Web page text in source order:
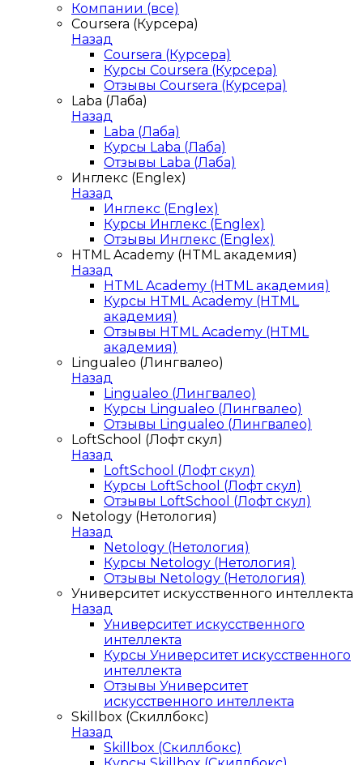
Компании (все)
Coursera (Курсера)
Назад
Coursera (Курсера)
Курсы Coursera (Курсера)
Отзывы Coursera (Курсера)
Laba (Лаба)
Назад
Laba (Лаба)
Курсы Laba (Лаба)
Отзывы Laba (Лаба)
Инглекс (Englex)
Назад
Инглекс (Englex)
Курсы Инглекс (Englex)
Отзывы Инглекс (Englex)
HTML Academy (HTML академия)
Назад
HTML Academy (HTML академия)
Курсы HTML Academy (HTML
академия)
Отзывы HTML Academy (HTML
академия)
Lingualeo (Лингвалео)
Назад
Lingualeo (Лингвалео)
Курсы Lingualeo (Лингвалео)
Отзывы Lingualeo (Лингвалео)
LoftSchool (Лофт скул)
Назад
LoftSchool (Лофт скул)
Курсы LoftSchool (Лофт скул)
Отзывы LoftSchool (Лофт скул)
Netology (Нетология)
Назад
Netology (Нетология)
Курсы Netology (Нетология)
Отзывы Netology (Нетология)
Университет искусственного интеллекта
Назад
Университет искусственного
интеллекта
Курсы Университет искусственного
интеллекта
Отзывы Университет
искусственного интеллекта
Skillbox (Скиллбокс)
Назад
Skillbox (Скиллбокс)